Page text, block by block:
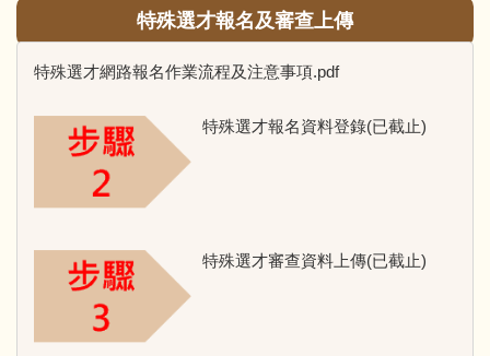
特殊選才報名及審查上傳
特殊選才網路報名作業流程及注意事項.pdf
特殊選才報名資料登錄(已截止)
特殊選才審查資料上傳(已截止)